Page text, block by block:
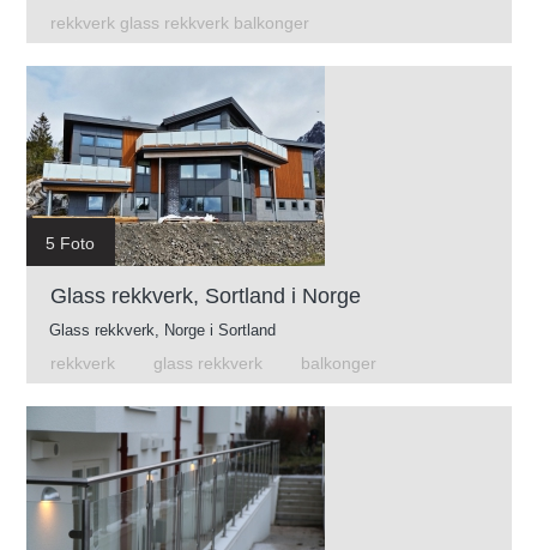
rekkverk glass rekkverk balkonger
5 Foto
Glass rekkverk, Sortland i Norge
Glass rekkverk, Norge i Sortland
rekkverk
glass rekkverk balkonger